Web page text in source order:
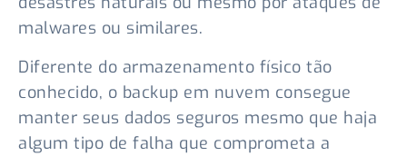
malwares ou similares.
Diferente do armazenamento físico tão
conhecido, o backup em nuvem consegue
manter seus dados seguros mesmo que haja
algum tipo de falha que comprometa a